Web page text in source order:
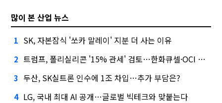
많이 본 산업 뉴스
1 SK, 자본잠식 '쏘카 말레이' 지분 더 사는 이유
2 트럼프, 폴리실리콘 '15% 관세' 검토…한화큐셀·OCI 영향은?
3 두산, SK실트론 인수에 1조 차입…추가 부담은?
4 LG, 국내 최대 AI 공개…글로벌 빅테크와 맞붙는다